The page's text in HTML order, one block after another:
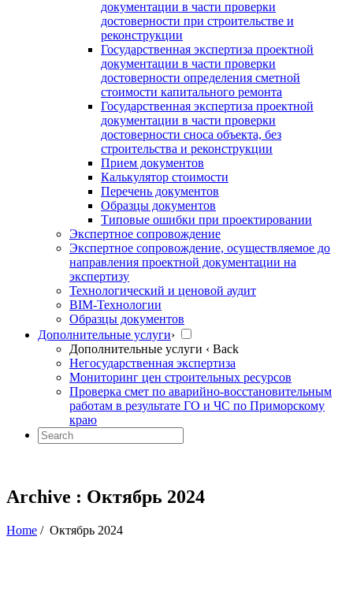
документации в части проверки
достоверности при строительстве и
реконструкции
Государственная экспертиза проектной
документации в части проверки
достоверности определения сметной
стоимости капитального ремонта
Государственная экспертиза проектной
документации в части проверки
достоверности сноса объекта, без
строительства и реконструкции
Прием документов
Калькулятор стоимости
Перечень документов
Образцы документов
Типовые ошибки при проектировании
Экспертное сопровождение
Экспертное сопровождение, осуществляемое до
направления проектной документации на
экспертизу
Технологический и ценовой аудит
BIM-Технологии
Образцы документов
Дополнительные услуги›
Дополнительные услуги ‹ Back
Негосударственная экспертиза
Мониторинг цен строительных ресурсов
Проверка смет по аварийно-восстановительным
работам в результате ГО и ЧС по Приморскому
краю
Archive : Октябрь 2024
Home / Октябрь 2024